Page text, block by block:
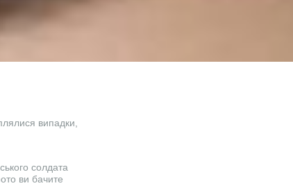
випадки,
солдата
ви бачите